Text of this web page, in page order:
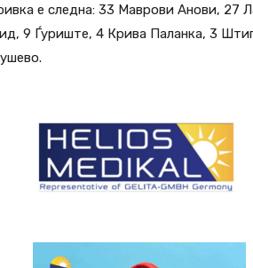
е следна: 33 Маврови Анови, 27
9 Ѓуриште, 4 Крива Паланка, 3